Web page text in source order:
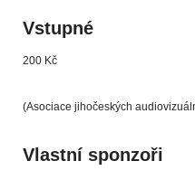
Vstupné
200 Kč
(Asociace jihočeských
Vlastní sponzoři